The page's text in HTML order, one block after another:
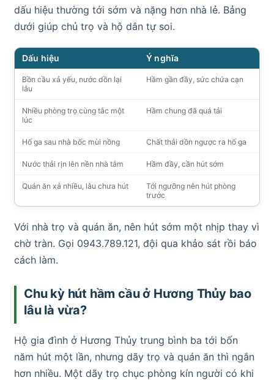
dấu hiệu thường tới sớm và nặng hơn nhà lẻ. Bảng
dưới giúp chủ trọ và hộ dân tự soi.
Dấu hiệu Ý nghĩa
Bồn cầu xả yếu, nước dồn lại
lâu
Hầm gần đầy, sức chứa cạn
Nhiều phòng trọ cùng tắc một
lúc
Hầm chung đã quá tải
Hố ga sau nhà bốc mùi nồng Chất thải dồn ngược ra hố ga
Nước thải rịn lên nền nhà tắm Hầm đầy, cần hút sớm
Quán ăn xả nhiều, lâu chưa hút
Tới ngưỡng nên hút phòng
trước
Với nhà trọ và quán ăn, nên hút sớm một nhịp thay vì
chờ tràn. Gọi 0943.789.121, đội qua khảo sát rồi báo
cách làm.
Chu kỳ hút hầm cầu ở Hương Thủy bao
lâu là vừa?
Hộ gia đình ở Hương Thủy trung bình ba tới bốn
năm hút một lần, nhưng dãy trọ và quán ăn thì ngắn
hơn nhiều. Một dãy trọ chục phòng kín người có khi